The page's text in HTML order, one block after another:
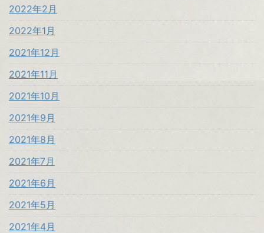
2022年2月
2022年1月
2021年12月
2021年11月
2021年10月
2021年9月
2021年8月
2021年7月
2021年6月
2021年5月
2021年4月